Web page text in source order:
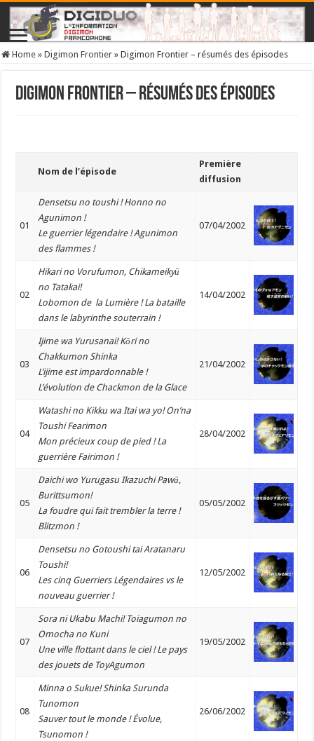
Home » Digimon Frontier » Digimon Frontier – résumés des épisodes
Digimon Frontier – résumés des épisodes
Nom de l’épisode
Première
diffusion
01
Densetsu no toushi ! Honno no
Agunimon !
Le guerrier légendaire ! Agunimon
des flammes !
07/04/2002
02
Hikari no Vorufumon, Chikameikyū
no Tatakai!
Lobomon de la Lumière ! La bataille
dans le labyrinthe souterrain !
14/04/2002
03
Ijime wa Yurusanai! Kōri no
Chakkumon Shinka
L’ijime est impardonnable !
L’évolution de Chackmon de la Glace
21/04/2002
04
Watashi no Kikku wa Itai wa yo! On’na
Toushi Fearimon
Mon précieux coup de pied ! La
guerrière Fairimon !
28/04/2002
05
Daichi wo Yurugasu Ikazuchi Pawā,
Burittsumon!
La foudre qui fait trembler la terre !
Blitzmon !
05/05/2002
06
Densetsu no Gotoushi tai Aratanaru
Toushi!
Les cinq Guerriers Légendaires vs le
nouveau guerrier !
12/05/2002
07
Sora ni Ukabu Machi! Toiagumon no
Omocha no Kuni
Une ville flottant dans le ciel ! Le pays
des jouets de ToyAgumon
19/05/2002
08
Minna o Sukue! Shinka Surunda
Tunomon
Sauver tout le monde ! Évolue,
Tsunomon !
26/06/2002